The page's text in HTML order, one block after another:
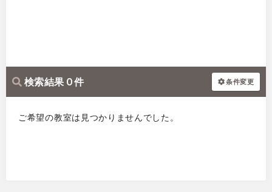
検索結果 0 件 条件変更
ご希望の教室は見つかりませんでした。